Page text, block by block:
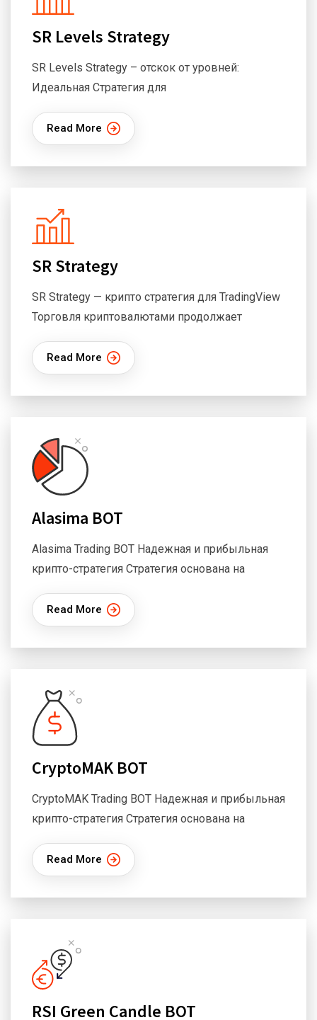
SR Levels Strategy
SR Levels Strategy – отскок от уровней:
Идеальная Стратегия для
Read More
SR Strategy
SR Strategy — крипто стратегия для TradingView
Торговля криптовалютами продолжает
Read More
Alasima BOT
Alasima Trading BOT Надежная и прибыльная
крипто-стратегия Стратегия основана на
Read More
CryptoMAK BOT
CryptoMAK Trading BOT Надежная и прибыльная
крипто-стратегия Стратегия основана на
Read More
RSI Green Candle BOT